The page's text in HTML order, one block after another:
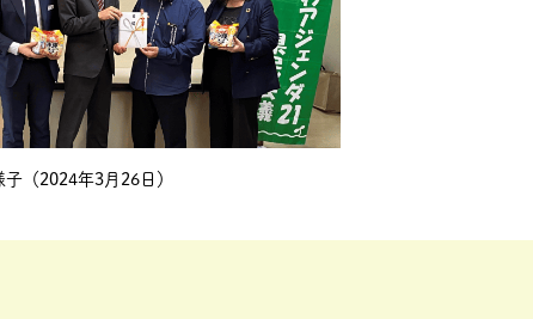
子（2024年3月26日）